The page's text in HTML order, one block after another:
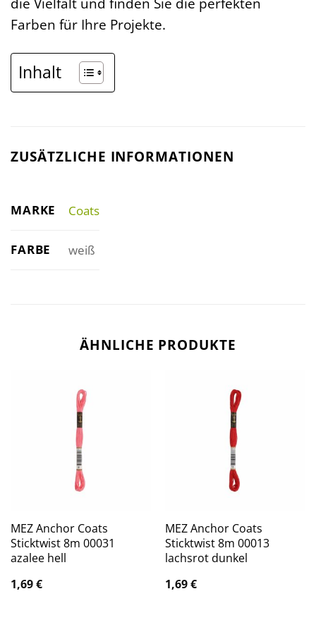
Farben für Ihre Projekte.
Inhalt
ZUSÄTZLICHE INFORMATIONEN
MARKE Coats
FARBE weiß
ÄHNLICHE PRODUKTE
MEZ Anchor Coats
Sticktwist 8m 00031
azalee hell
1,69€
MEZ Anchor Coats
Sticktwist 8m 00013
lachsrot dunkel
1,69€